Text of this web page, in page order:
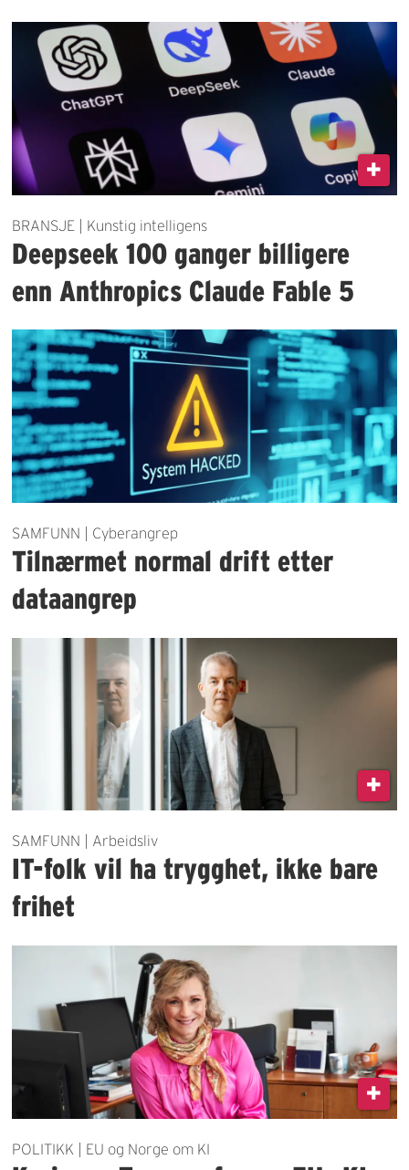
BRANSJE | Kunstig intelligens
Deepseek 100 ganger billigere
enn Anthropics Claude Fable 5
SAMFUNN | Cyberangrep
Tilnærmet normal drift etter
dataangrep
SAMFUNN | Arbeidsliv
IT-folk vil ha trygghet, ikke bare
frihet
POLITIKK | EU og Norge om KI